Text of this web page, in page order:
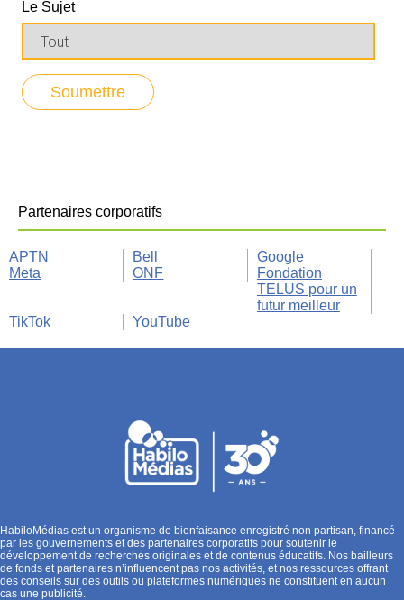
Le Sujet
Partenaires corporatifs
APTN Bell
Google
Meta
ONF
Fondation
TELUS pour un
futur meilleur
TikTok
YouTube
HabiloMédias est un organisme de bienfaisance enregistré non partisan, financé
par les gouvernements et des partenaires corporatifs pour soutenir le
développement de recherches originales et de contenus éducatifs. Nos bailleurs
de fonds et partenaires n’influencent pas nos activités, et nos ressources offrant
des conseils sur des outils ou plateformes numériques ne constituent en aucun
cas une publicité.